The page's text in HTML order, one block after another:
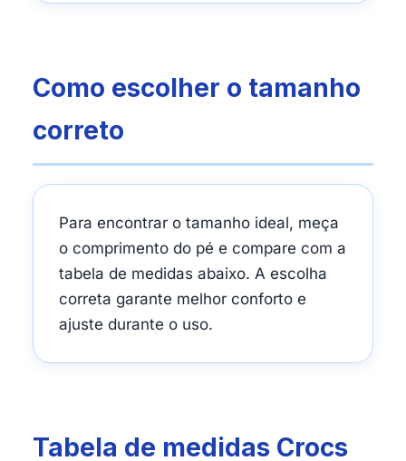
Como escolher o tamanho
correto
Para encontrar o tamanho ideal, meça
o comprimento do pé e compare com a
tabela de medidas abaixo. A escolha
correta garante melhor conforto e
ajuste durante o uso.
Tabela de medidas Crocs